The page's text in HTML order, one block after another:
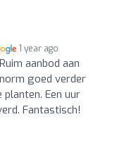
1 year ago
aanbod aan
goed verder
Een uur
Fantastisch!